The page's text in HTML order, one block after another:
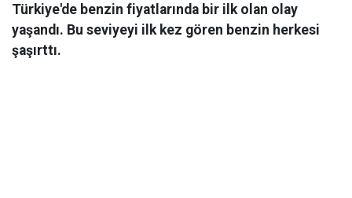
Türkiye'de benzin fiyatlarında bir ilk olan olay
yaşandı. Bu seviyeyi ilk kez gören benzin herkesi
şaşırttı.